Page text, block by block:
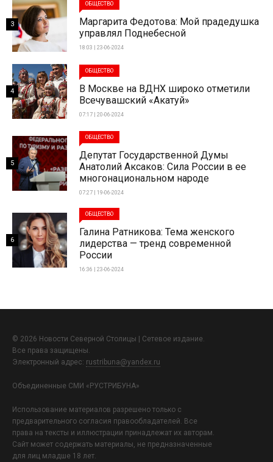
ОБЩЕСТВО
Маргарита Федотова: Мой прадедушка
управлял Поднебесной
18:03 | 23-06-2024
3
ОБЩЕСТВО
В Москве на ВДНХ широко отметили
Всечувашский «Акатуй»
07:17 | 20-06-2024
4
ОБЩЕСТВО
Депутат Государственной Думы
Анатолий Аксаков: Сила России в ее
многонациональном народе
07:27 | 19-06-2024
5
ОБЩЕСТВО
Галина Ратникова: Тема женского
лидерства — тренд современной
России
16:36 | 23-06-2024
6
© 2026 Новости Северной Столицы | Сетевое издание.
Все права защищены.
Электронный адрес: rustribuna@yandex.ru
Объединенные СМИ «РУСТРИБУНА»
Использование материалов разрешено только с
предварительного согласия правообладателей. Все
права на тексты и иллюстрации принадлежат их авторам.
Сайт может содержать материалы, не предназначенные
для лиц младше 18 лет.